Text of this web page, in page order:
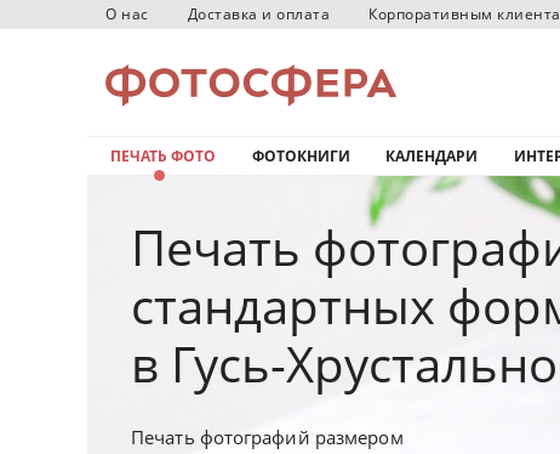
О нас Доставка и оплата Корпоративным
ПЕЧАТЬ ФОТО ФОТОКНИГИ КАЛЕНДАРИ
Печать
стандартных
в Гусь-
Печать фотографий размером